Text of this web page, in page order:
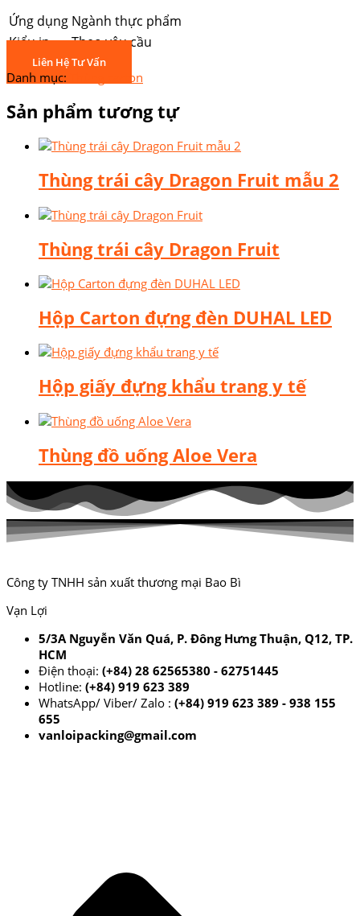
Ứng dụng Ngành thực phẩm
Kiểu in
Theo yêu cầu
Liên Hệ Tư Vấn
Danh mục: Thùng carton
Sản phẩm tương tự
Thùng trái cây Dragon Fruit mẫu 2
Thùng trái cây Dragon Fruit
Hộp Carton đựng đèn DUHAL LED
Hộp giấy đựng khẩu trang y tế
Thùng đồ uống Aloe Vera
Công ty TNHH sản xuất thương mại Bao Bì
Vạn Lợi
5/3A Nguyễn Văn Quá, P. Đông Hưng Thuận, Q12, TP.
HCM
Điện thoại: (+84) 28 62565380 - 62751445
Hotline: (+84) 919 623 389
WhatsApp/ Viber/ Zalo : (+84) 919 623 389 - 938 155
655
vanloipacking@gmail.com